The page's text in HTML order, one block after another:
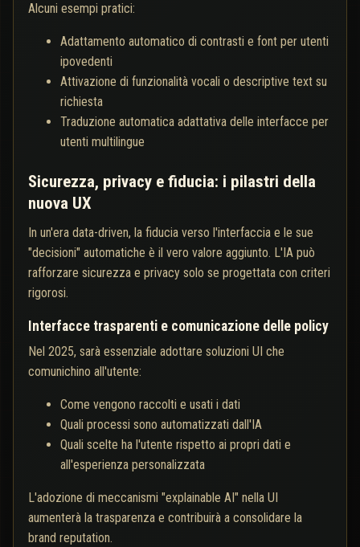
Alcuni esempi pratici:
Adattamento automatico di contrasti e font per utenti
ipovedenti
Attivazione di funzionalità vocali o descriptive text su
richiesta
Traduzione automatica adattativa delle interfacce per
utenti multilingue
Sicurezza, privacy e fiducia: i pilastri della
nuova UX
In un'era data-driven, la fiducia verso l'interfaccia e le sue
"decisioni" automatiche è il vero valore aggiunto. L'IA può
rafforzare sicurezza e privacy solo se progettata con criteri
rigorosi.
Interfacce trasparenti e comunicazione delle policy
Nel 2025, sarà essenziale adottare soluzioni UI che
comunichino all'utente:
Come vengono raccolti e usati i dati
Quali processi sono automatizzati dall'IA
Quali scelte ha l'utente rispetto ai propri dati e
all'esperienza personalizzata
L'adozione di meccanismi "explainable AI" nella UI
aumenterà la trasparenza e contribuirà a consolidare la
brand reputation.